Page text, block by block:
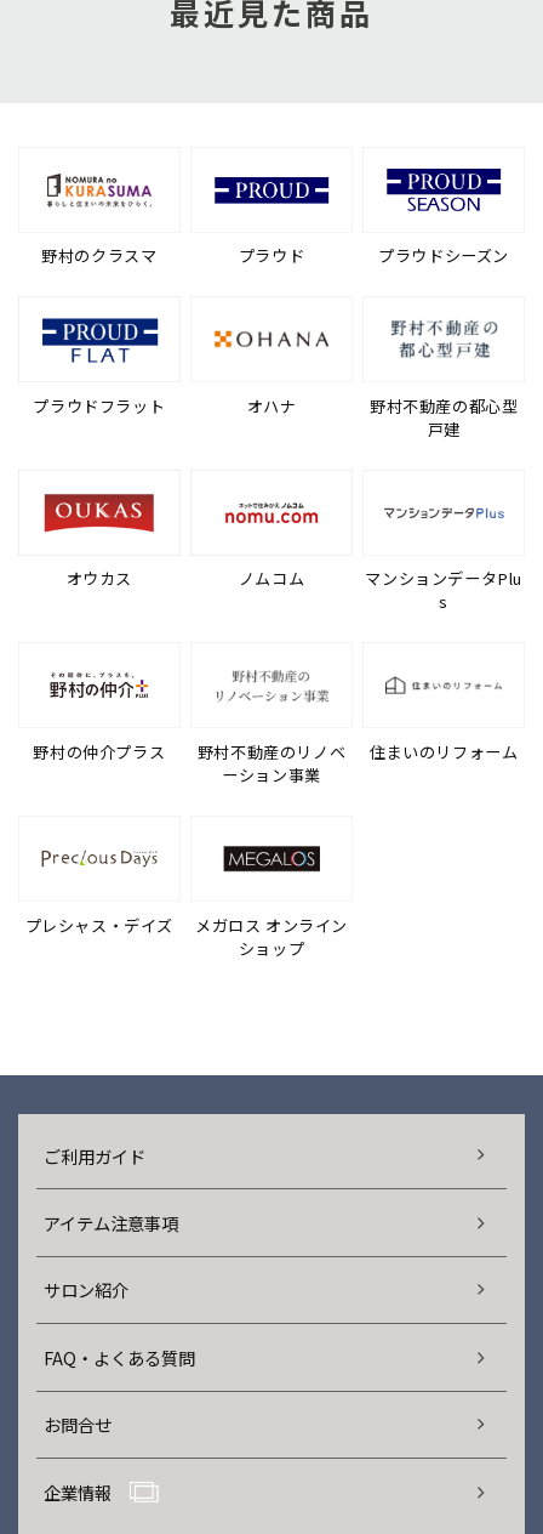
最近見た商品
野村のクラスマ プラウド プラウドシーズン
プラウドフラット オハナ
野村不動産の都心型
戸建
オウカス ノムコム
マンションデータPlu
s
野村の仲介プラス
野村不動産のリノベ
ーション事業
住まいのリフォーム
プレシャス・デイズ
メガロス オンライン
ショップ
ご利用ガイド
アイテム注意事項
サロン紹介
FAQ・よくある質問
お問合せ
企業情報